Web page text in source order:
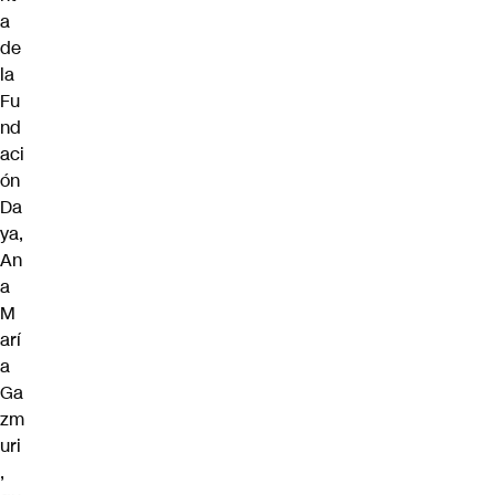
a
de
la
Fu
nd
aci
ón
Da
ya,
An
a
M
arí
a
Ga
zm
uri
,